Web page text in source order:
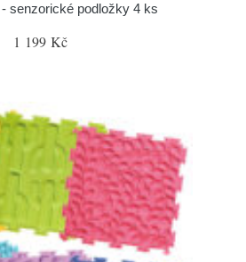
senzorické podložky 4 ks
1 199 Kč